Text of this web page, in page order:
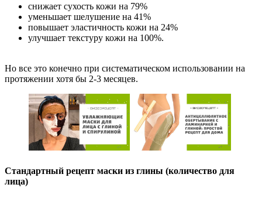
снижает сухость кожи на 79%
уменьшает шелушение на 41%
повышает эластичность кожи на 24%
улучшает текстуру кожи на 100%.
Но все это конечно при систематическом использовании на
протяжении хотя бы 2-3 месяцев.
Стандартный рецепт маски из глины (количество для
лица)